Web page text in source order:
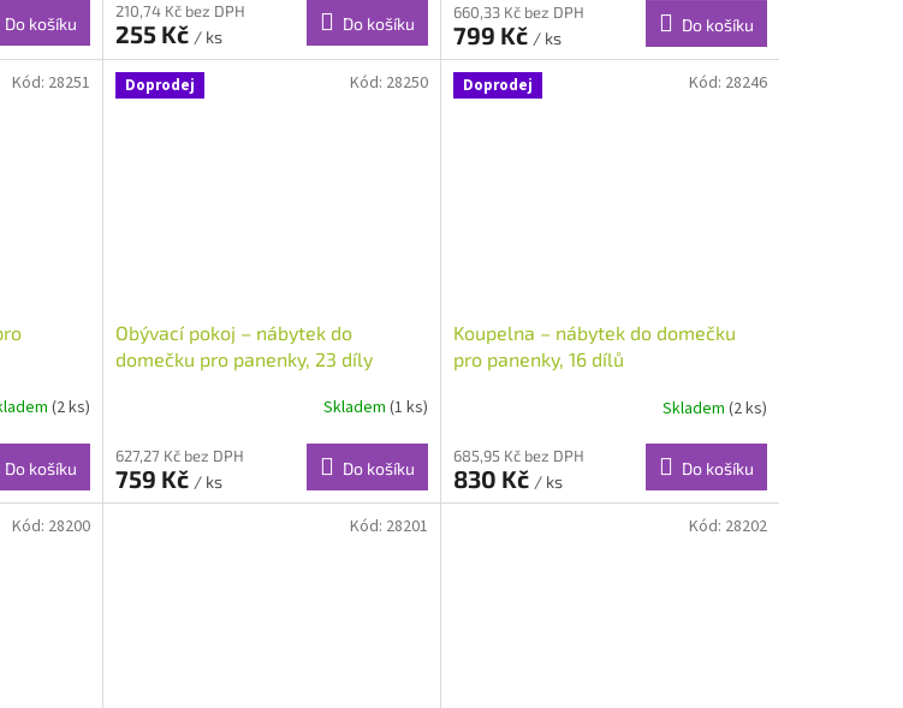
Do košíku
210,74 Kč bez DPH
255 Kč / ks
Do košíku
660,33 Kč bez DPH
799 Kč / ks
Do košíku
(2 ks)
Do košíku
Kód: 28251 Doprodej
Obývací pokoj – nábytek do
domečku pro panenky, 23 díly
Skladem (1 ks)
627,27 Kč bez DPH
759 Kč / ks
Do košíku
Kód: 28250 Doprodej
Koupelna – nábytek do domečku
pro panenky, 16 dílů
Skladem (2 ks)
685,95 Kč bez DPH
830 Kč / ks
Do košíku
Kód: 28246
Kód: 28200 Kód: 28201 Kód: 28202